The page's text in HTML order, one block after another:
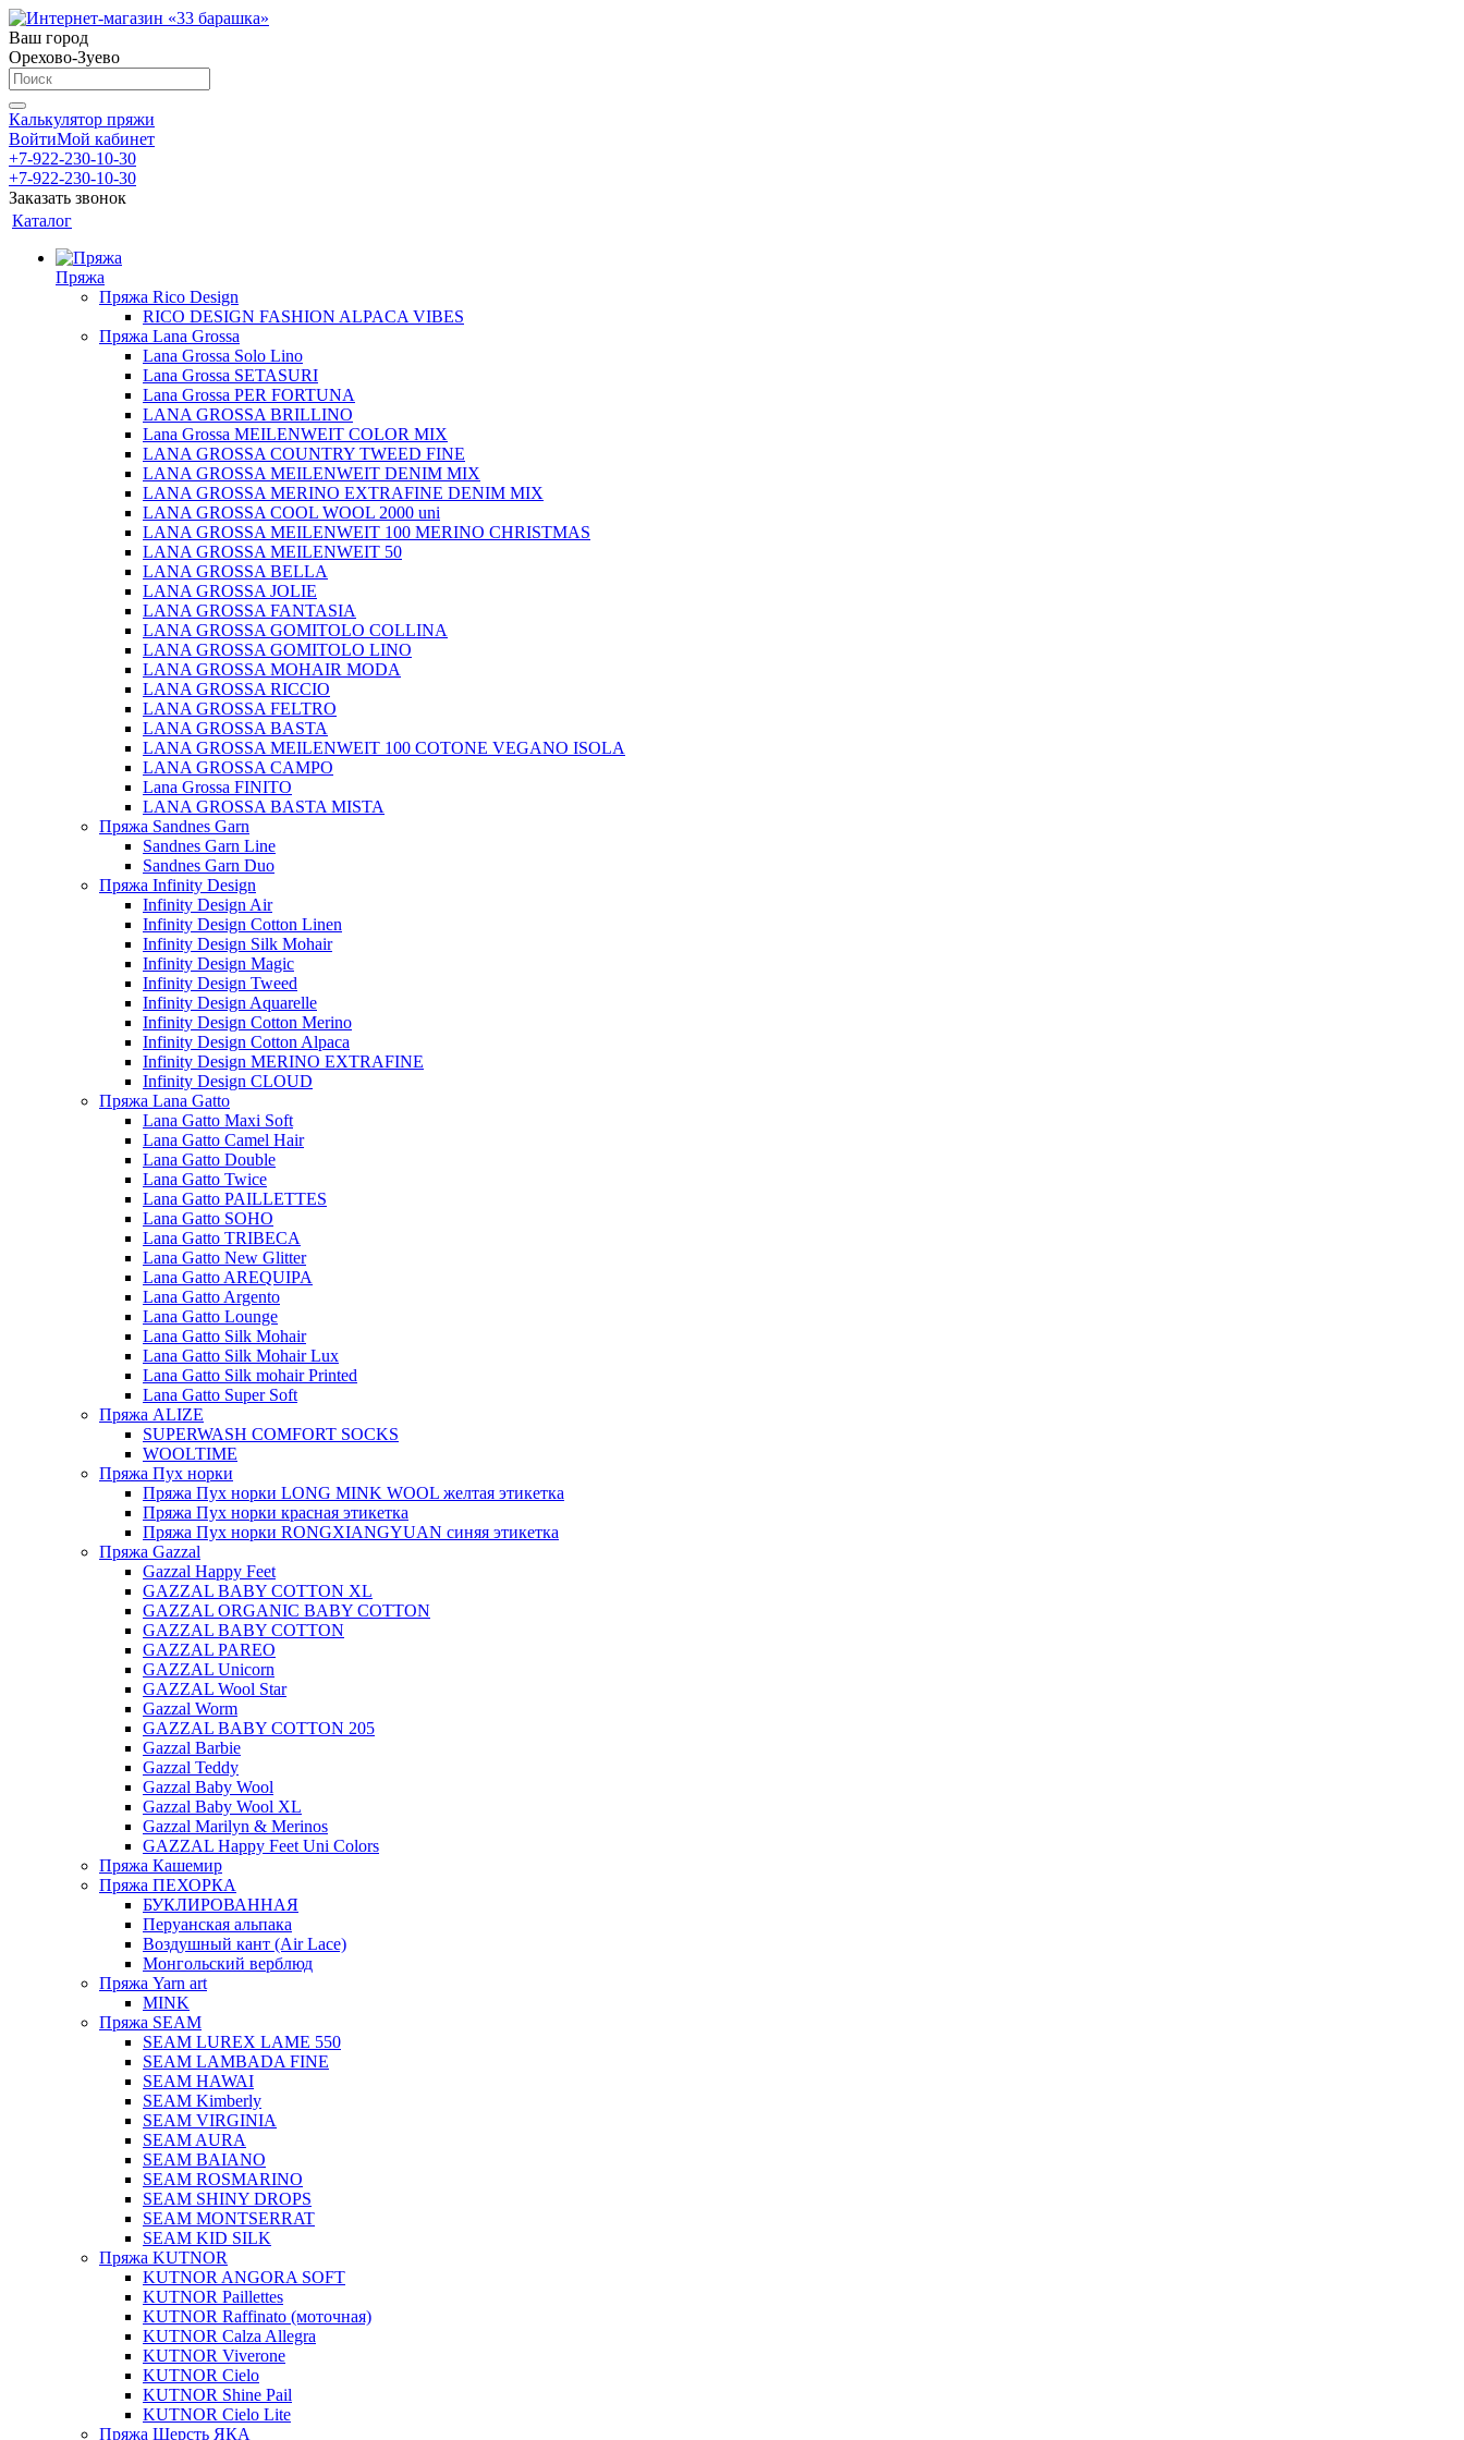
Ваш город
Орехово-Зуево
Калькулятор пряжи
ВойтиМой кабинет
+7-922-230-10-30
+7-922-230-10-30
Заказать звонок
Каталог
Пряжа
Пряжа Rico Design
RICO DESIGN FASHION ALPACA VIBES
Пряжа Lana Grossa
Lana Grossa Solo Lino
Lana Grossa SETASURI
Lana Grossa PER FORTUNA
LANA GROSSA BRILLINO
Lana Grossa MEILENWEIT COLOR MIX
LANA GROSSA COUNTRY TWEED FINE
LANA GROSSA MEILENWEIT DENIM MIX
LANA GROSSA MERINO EXTRAFINE DENIM MIX
LANA GROSSA COOL WOOL 2000 uni
LANA GROSSA MEILENWEIT 100 MERINO CHRISTMAS
LANA GROSSA MEILENWEIT 50
LANA GROSSA BELLA
LANA GROSSA JOLIE
LANA GROSSA FANTASIA
LANA GROSSA GOMITOLO COLLINA
LANA GROSSA GOMITOLO LINO
LANA GROSSA MOHAIR MODA
LANA GROSSA RICCIO
LANA GROSSA FELTRO
LANA GROSSA BASTA
LANA GROSSA MEILENWEIT 100 COTONE VEGANO ISOLA
LANA GROSSA CAMPO
Lana Grossa FINITO
LANA GROSSA BASTA MISTA
Пряжа Sandnes Garn
Sandnes Garn Line
Sandnes Garn Duo
Пряжа Infinity Design
Infinity Design Air
Infinity Design Cotton Linen
Infinity Design Silk Mohair
Infinity Design Magic
Infinity Design Tweed
Infinity Design Aquarelle
Infinity Design Cotton Merino
Infinity Design Cotton Alpaca
Infinity Design MERINO EXTRAFINE
Infinity Design CLOUD
Пряжа Lana Gatto
Lana Gatto Maxi Soft
Lana Gatto Camel Hair
Lana Gatto Double
Lana Gatto Twice
Lana Gatto PAILLETTES
Lana Gatto SOHO
Lana Gatto TRIBECA
Lana Gatto New Glitter
Lana Gatto AREQUIPA
Lana Gatto Argento
Lana Gatto Lounge
Lana Gatto Silk Mohair
Lana Gatto Silk Mohair Lux
Lana Gatto Silk mohair Printed
Lana Gatto Super Soft
Пряжа ALIZE
SUPERWASH COMFORT SOCKS
WOOLTIME
Пряжа Пух норки
Пряжа Пух норки LONG MINK WOOL желтая этикетка
Пряжа Пух норки красная этикетка
Пряжа Пух норки RONGXIANGYUAN синяя этикетка
Пряжа Gazzal
Gazzal Happy Feet
GAZZAL BABY COTTON XL
GAZZAL ORGANIC BABY COTTON
GAZZAL BABY COTTON
GAZZAL PAREO
GAZZAL Unicorn
GAZZAL Wool Star
Gazzal Worm
GAZZAL BABY COTTON 205
Gazzal Barbie
Gazzal Teddy
Gazzal Baby Wool
Gazzal Baby Wool XL
Gazzal Marilyn & Merinos
GAZZAL Happy Feet Uni Colors
Пряжа Кашемир
Пряжа ПЕХОРКА
БУКЛИРОВАННАЯ
Перуанская альпака
Воздушный кант (Air Lace)
Монгольский верблюд
Пряжа Yarn art
MINK
Пряжа SEAM
SEAM LUREX LAME 550
SEAM LAMBADA FINE
SEAM HAWAI
SEAM Kimberly
SEAM VIRGINIA
SEAM AURA
SEAM BAIANO
SEAM ROSMARINO
SEAM SHINY DROPS
SEAM MONTSERRAT
SEAM KID SILK
Пряжа KUTNOR
KUTNOR ANGORA SOFT
KUTNOR Paillettes
KUTNOR Raffinato (моточная)
KUTNOR Calza Allegra
KUTNOR Viverone
KUTNOR Cielo
KUTNOR Shine Pail
KUTNOR Cielo Lite
Пряжа Шерсть ЯКА